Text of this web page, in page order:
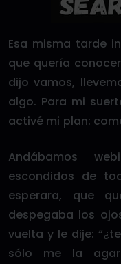
Esa misma tarde
que quería
dijo vamos,
algo. Para mi
activé mi plan:
Andábamos
escondidos de
esperara, que
despegaba los
vuelta y le dije:
sólo me la